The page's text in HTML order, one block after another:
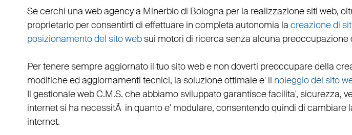
Se cerchi una web agency a Minerbiodi Bologna per la realizzazione siti web,
proprietario per consentirti di effettuare in completa autonomia la creazione di
posizionamento del sito websui motori di ricerca senza alcuna preoccupazione
Per tenere sempre aggiornato il tuo sito web e non doverti preoccupare della
modifiche ed aggiornamenti tecnici, la soluzione ottimale e' il noleggio del sito
Il gestionale web C.M.S. che abbiamo sviluppato garantiscefacilita', sicurezza,
internet si ha necessitÃ in quanto e' modulare, consentendo quindi di cambiare
internet.